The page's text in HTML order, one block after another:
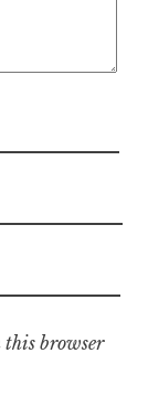
this browser